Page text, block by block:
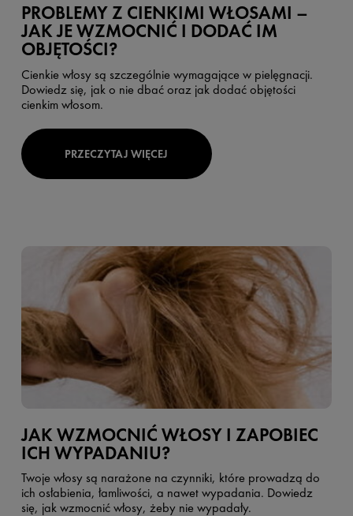
PROBLEMY Z CIENKIMI WŁOSAMI –
JAK JE WZMOCNIĆ I DODAĆ IM
OBJĘTOŚCI?
Cienkie włosy są szczególnie wymagające w pielęgnacji.
Dowiedz się, jak o nie dbać oraz jak dodać objętości
cienkim włosom.
PRZECZYTAJ WIĘCEJ
JAK WZMOCNIĆ WŁOSY I ZAPOBIEC
ICH WYPADANIU?
Twoje włosy są narażone na czynniki, które prowadzą do
ich osłabienia, łamliwości, a nawet wypadania. Dowiedz
się, jak wzmocnić włosy, żeby nie wypadały.